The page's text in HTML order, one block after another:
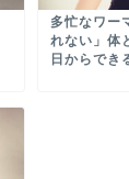
多忙なワー
れない」体
日からでき